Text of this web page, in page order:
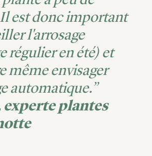
est donc important
l'arrosage
régulier en été) et
même envisager
automatique.”
experte plantes